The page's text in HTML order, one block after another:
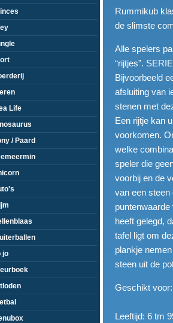
Life
/ Paard
jo
Rummikub
de slimste
Alle spelers
“rijtjes”.
Bijvoorbeeld
afsluiting van
stenen met
Een rijtje kan
voorkomen.
welke
speler die
voorbij en de
van een steen
heeft gelegd,
tafel ligt om
plankje
steen uit de
Geschikt
Leeftijd: 6 tm